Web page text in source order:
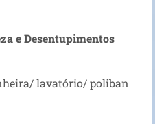
e Desentupimentos
lavatório/ poliban